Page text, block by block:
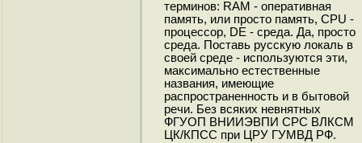
терминов: RAM - оперативная
память, или просто память, CPU -
процессор, DE - среда. Да, просто
среда. Поставь русскую локаль в
своей среде - используются эти,
максимально естественные
названия, имеющие
распространенность и в бытовой
речи. Без всяких невнятных
ФГУОП ВНИИЭВПИ СРС ВЛКСМ
ЦК/КПСС при ЦРУ ГУМВД РФ.